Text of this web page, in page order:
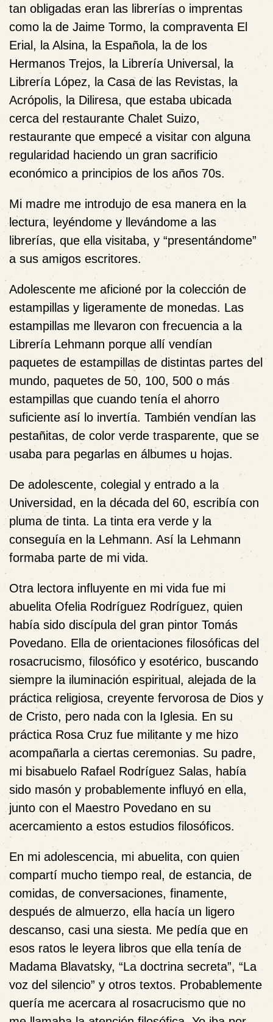
tan obligadas eran las librerías o imprentas
como la de Jaime Tormo, la compraventa El
Erial, la Alsina, la Española, la de los
Hermanos Trejos, la Librería Universal, la
Librería López, la Casa de las Revistas, la
Acrópolis, la Diliresa, que estaba ubicada
cerca del restaurante Chalet Suizo,
restaurante que empecé a visitar con alguna
regularidad haciendo un gran sacrificio
económico a principios de los años 70s.
Mi madre me introdujo de esa manera en la
lectura, leyéndome y llevándome a las
librerías, que ella visitaba, y “presentándome”
a sus amigos escritores.
Adolescente me aficioné por la colección de
estampillas y ligeramente de monedas. Las
estampillas me llevaron con frecuencia a la
Librería Lehmann porque allí vendían
paquetes de estampillas de distintas partes del
mundo, paquetes de 50, 100, 500 o más
estampillas que cuando tenía el ahorro
suficiente así lo invertía. También vendían las
pestañitas, de color verde trasparente, que se
usaba para pegarlas en álbumes u hojas.
De adolescente, colegial y entrado a la
Universidad, en la década del 60, escribía con
pluma de tinta. La tinta era verde y la
conseguía en la Lehmann. Así la Lehmann
formaba parte de mi vida.
Otra lectora influyente en mi vida fue mi
abuelita Ofelia Rodríguez Rodríguez, quien
había sido discípula del gran pintor Tomás
Povedano. Ella de orientaciones filosóficas del
rosacrucismo, filosófico y esotérico, buscando
siempre la iluminación espiritual, alejada de la
práctica religiosa, creyente fervorosa de Dios y
de Cristo, pero nada con la Iglesia. En su
práctica Rosa Cruz fue militante y me hizo
acompañarla a ciertas ceremonias. Su padre,
mi bisabuelo Rafael Rodríguez Salas, había
sido masón y probablemente influyó en ella,
junto con el Maestro Povedano en su
acercamiento a estos estudios filosóficos.
En mi adolescencia, mi abuelita, con quien
compartí mucho tiempo real, de estancia, de
comidas, de conversaciones, finamente,
después de almuerzo, ella hacía un ligero
descanso, casi una siesta. Me pedía que en
esos ratos le leyera libros que ella tenía de
Madama Blavatsky, “La doctrina secreta”, “La
voz del silencio” y otros textos. Probablemente
quería me acercara al rosacrucismo que no